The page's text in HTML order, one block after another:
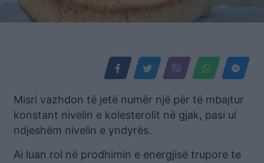
Misri vazhdon të jetë numër një për të mbajtur
konstant nivelin e kolesterolit në gjak, pasi ul
ndjeshëm nivelin e yndyrës.
Ai luan rol në prodhimin e energjisë trupore te